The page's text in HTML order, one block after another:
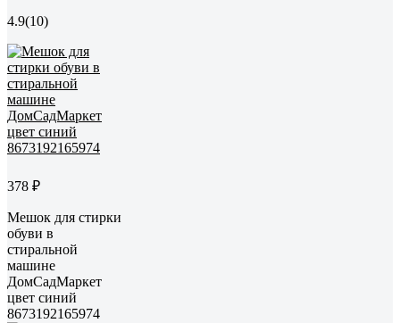
4.9(10)
378 ₽
Мешок для стирки
обуви в
стиральной
машине
ДомСадМаркет
цвет синий
8673192165974